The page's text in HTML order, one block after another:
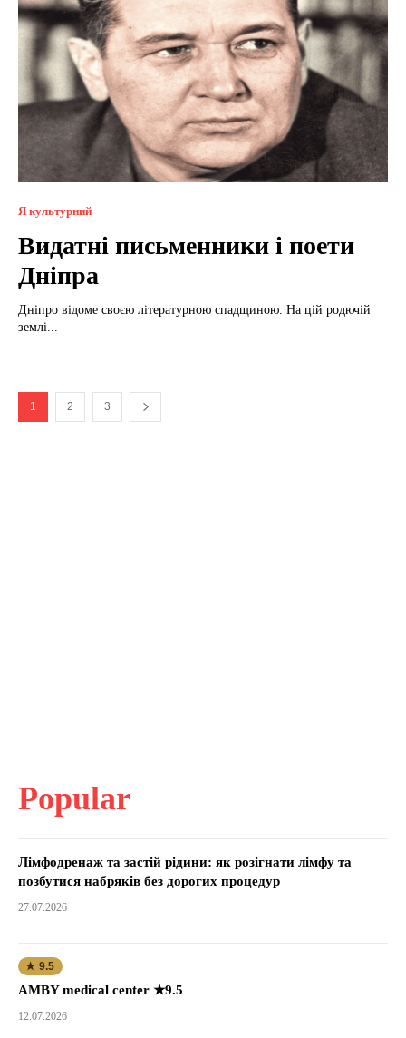
Я культурний
Видатні письменники і поети
Дніпра
Дніпро відоме своєю літературною спадщиною. На цій родючій
землі...
1 2 3
Popular
Лімфодренаж та застій рідини: як розігнати лімфу та
позбутися набряків без дорогих процедур
27.07.2026
★ 9.5
AMBY medical center ★9.5
12.07.2026